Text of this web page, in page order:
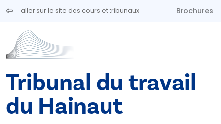
Aller au contenu principal
aller sur le site des cours et tribunaux Brochures
Tribunal du travail
du Hainaut